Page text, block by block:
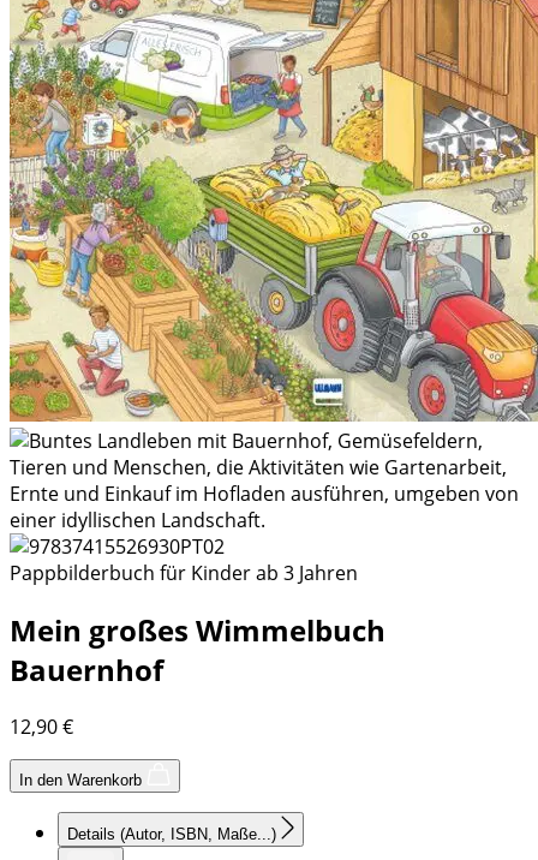
Pappbilderbuch für Kinder ab 3 Jahren
Mein großes Wimmelbuch
Bauernhof
12,90€
In den Warenkorb
Details (Autor, ISBN, Maße...)